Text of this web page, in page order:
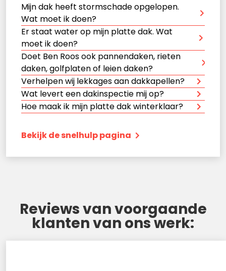
Mijn dak heeft stormschade opgelopen.
Wat moet ik doen?
Er staat water op mijn platte dak. Wat
moet ik doen?
Doet Ben Roos ook pannendaken, rieten
daken, golfplaten of leien daken?
Verhelpen wij lekkages aan dakkapellen?
Wat levert een dakinspectie mij op?
Hoe maak ik mijn platte dak winterklaar?
Bekijk de snelhulp pagina
Reviews van voorgaande
klanten van ons werk: